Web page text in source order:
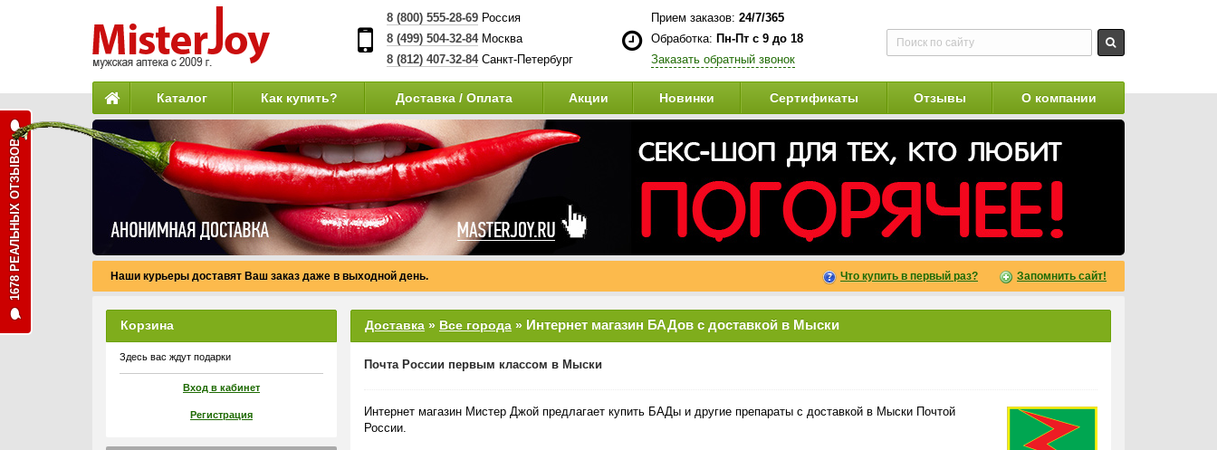
8 (800) 555-28-69Россия
8 (499) 504-32-84Москва
8 (812) 407-32-84 Санкт-Петербург
Прием заказов: 24/7/365
Обработка: Пн-Пт с 9 до 18
Заказать обратный звонок
Каталог Как купить? Доставка / Оплата Акции Новинки Сертификаты Отзывы О компании
Наши курьеры доставят Ваш заказ даже в выходной день. Что купить в первый раз? Запомнить сайт!
Доставка » Все города » Интернет магазин БАДов с доставкой в Мыски
Почта России первым классом в Мыски
Интернет магазин Мистер Джой предлагает купить БАДы и другие препараты с доставкой в Мыски Почтой
России.
Корзина
Здесь вас ждут подарки
Вход в кабинет
Регистрация
1678 РЕАЛЬНЫХ ОТЗЫВОВ